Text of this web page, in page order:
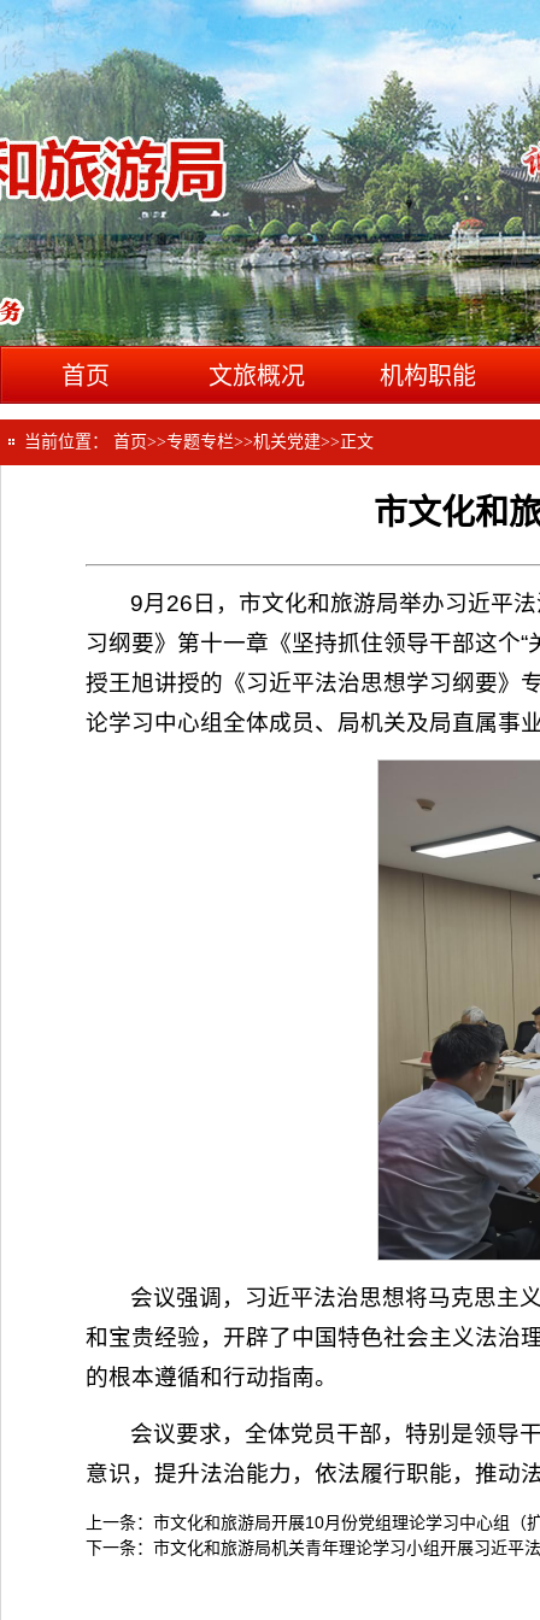
首页 文旅概况 机构职能
当前位置： 首页>>专题专栏>>机关党建>> 正文
市文化和
9月26日，市文化和旅游局举办习近平
习纲要》第十一章《坚持抓住领导干部这个
授王旭讲授的《习近平法治思想学习纲要》
论学习中心组全体成员、局机关及局直属事
会议强调，习近平法治思想将马克思主
和宝贵经验，开辟了中国特色社会主义法治
的根本遵循和行动指南。
会议要求，全体党员干部，特别是领导
意识，提升法治能力，依法履行职能，推动
上一条： 市文化和旅游局开展10月份党组理论学习中心组（
下一条： 市文化和旅游局机关青年理论学习小组开展习近平